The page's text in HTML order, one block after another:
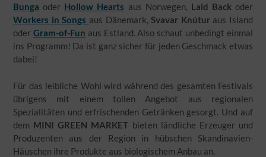
Bunga oder Hollow Hearts aus Norwegen, Laid Backoder
Workers in Songs aus Dänemark,Svavar Knúturaus Island
oder Gram-of-Fun aus Estland. Also schaut unbedingt einmal
ins Programm! Da ist ganz sicher für jeden Geschmack etwas
dabei!
Für das leibliche Wohl wird während des gesamten Festivals
übrigens mit einem tollen Angebot aus regionalen
Spezialitäten und erfrischenden Getränken gesorgt. Und auf
dem MINI GREEN MARKET bieten ländliche Erzeuger und
Produzenten aus der Region in hübschen Skandinavien-
Häuschen ihre Produkte aus biologischem Anbau an.